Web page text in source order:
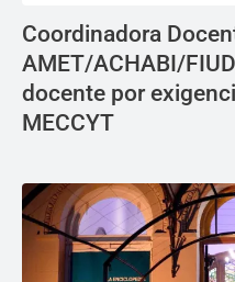
Coordinadora
AMET/ACHABI/
docente por
MECCYT